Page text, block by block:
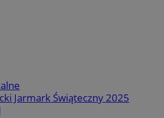
Jarmark Świąteczny 2025